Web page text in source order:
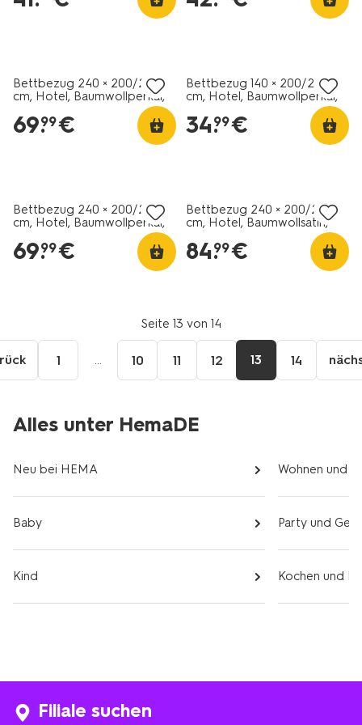
Bettbezug 240 × 200/220
cm, Hotel, Baumwollperkal,
69.
99€
Bettbezug 140 × 200/220
cm, Hotel, Baumwollperkal,
34.
99€
Bettbezug 240 × 200/220
cm, Hotel, Baumwollperkal,
69.
99€
Bettbezug 240 × 200/220
cm, Hotel, Baumwollsatin,
84.
99€
Seite 13 von 14
1 ... 10 11 12 13 14
Alles unter HemaDE
Neu bei HEMA
Baby
Kind
Wohnen und
Party und
Kochen und
Filiale suchen